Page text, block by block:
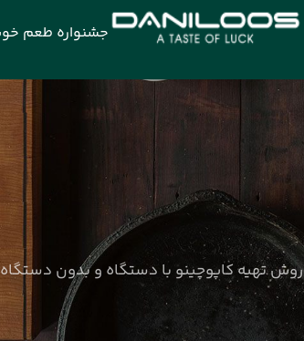
جشنواره طعم
روش تهیه کاپوچینو با دستگاه و بدون دستگاه